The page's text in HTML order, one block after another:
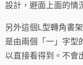
設計，避面上面的情
另外這個L型轉角書
是由兩個「一」字型
以直接看得到。不會